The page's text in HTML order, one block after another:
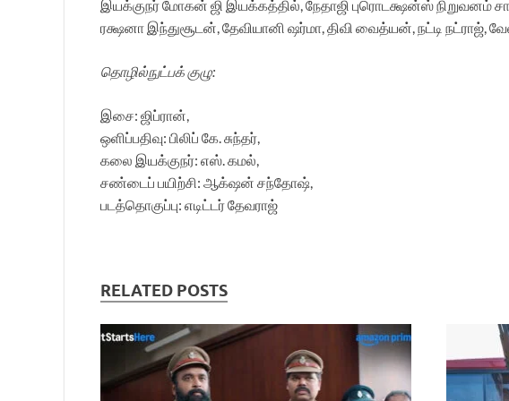
இயக்குநர் மோகன் ஜி இயக்கத்தில், நேதாஜி புரொடக்ஷன்ஸ் நிறுவனம்
ரக்ஷனா இந்துசூடன், தேவியானி ஷர்மா, திவி வைத்யன், நட்டி நட்ராஜ்,
தொழில்நுட்பக் குழு:
இசை: ஜிப்ரான்,
ஒளிப்பதிவு: பிலிப் கே. சுந்தர்,
கலை இயக்குநர்: எஸ். கமல்,
சண்டைப் பயிற்சி: ஆக்‌ஷன் சந்தோஷ்,
படத்தொகுப்பு: எடிட்டர் தேவராஜ்
RELATED POSTS